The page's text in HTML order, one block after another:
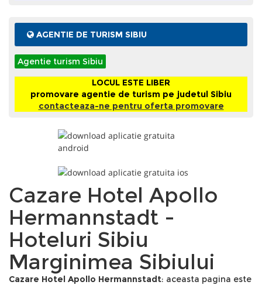
AGENTIE DE TURISM SIBIU
Agentie turism Sibiu
LOCUL ESTE LIBER
promovare agentie de turism pe judetul Sibiu
contacteaza-ne pentru oferta promovare
Cazare Hotel Apollo
Hermannstadt -
Hoteluri Sibiu
Marginimea Sibiului
Cazare Hotel Apollo Hermannstadt: aceasta pagina este